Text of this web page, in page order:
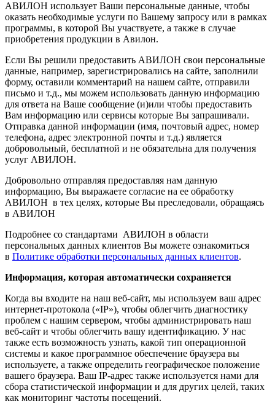
АВИЛОН использует Ваши персональные данные, чтобы
оказать необходимые услуги по Вашему запросу или в рамках
программы, в которой Вы участвуете, а также в случае
приобретения продукции в Авилон.
Если Вы решили предоставить АВИЛОН свои персональные
данные, например, зарегистрировались на сайте, заполнили
форму, оставили комментарий на нашем сайте, отправили
письмо и т.д., мы можем использовать данную информацию
для ответа на Ваше сообщение (и)или чтобы предоставить
Вам информацию или сервисы которые Вы запрашивали.
Отправка данной информации (имя, почтовый адрес, номер
телефона, адрес электронной почты и т.д.) является
добровольный, бесплатной и не обязательна для получения
услуг АВИЛОН.
Добровольно отправляя предоставляя нам данную
информацию, Вы выражаете согласие на ее обработку
АВИЛОН в тех целях, которые Вы преследовали, обращаясь
в АВИЛОН
Подробнее со стандартами АВИЛОН в области
персональных данных клиентов Вы можете ознакомиться
в Политике обработки персональных данных клиентов.
Информация, которая автоматически сохраняется
Когда вы входите на наш веб-сайт, мы используем ваш адрес
интернет-протокола («IP»), чтобы облегчить диагностику
проблем с нашим сервером, чтобы администрировать наш
веб-сайт и чтобы облегчить вашу идентификацию. У нас
также есть возможность узнать, какой тип операционной
системы и какое программное обеспечение браузера вы
используете, а также определить географическое положение
вашего браузера. Ваш IP-адрес также используется нами для
сбора статистической информации и для других целей, таких
как мониторинг частоты посещений.